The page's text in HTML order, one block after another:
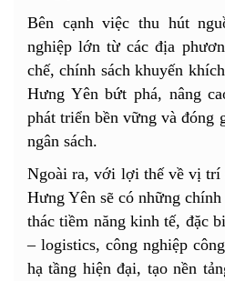
Bên cạnh việc thu hút
nghiệp lớn từ các địa
chế, chính sách khuyến
Hưng Yên bứt phá, nâng
phát triển bền vững và đóng
ngân sách.
Ngoài ra, với lợi thế về vị
Hưng Yên sẽ có những
thác tiềm năng kinh tế, đặc
– logistics, công nghiệp
hạ tầng hiện đại, tạo nền